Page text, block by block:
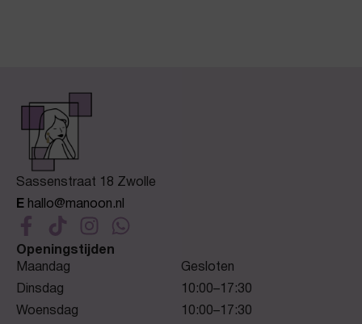
Sassenstraat 18 Zwolle
E hallo@manoon.nl
Openingstijden
Maandag
Gesloten
Dinsdag
10:00–17:30
Woensdag
10:00–17:30